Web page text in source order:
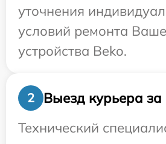
уточнения
условий ремонта
устройства Beko.
2
Выезд курьера за
Технический